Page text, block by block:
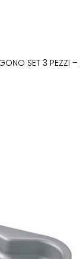
SET 3 PEZZI